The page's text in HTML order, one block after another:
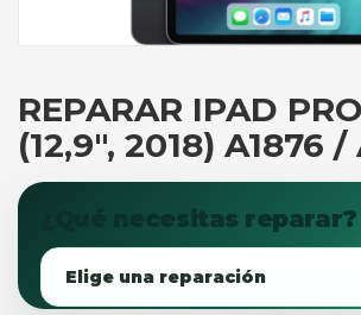
REPARAR IPAD
(12,9″, 2018) A1876
¿Qué necesitas reparar?